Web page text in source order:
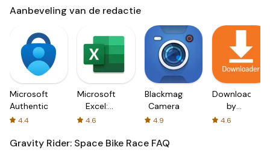
Aanbeveling van de redactie
Microsoft
Authenticator
4.4
Microsoft
Excel:
Spreadsheets
4.6
Blackmagic
Camera
4.9
Downloader
by
AFTVnews
4.6
Gravity Rider: Space Bike Race FAQ